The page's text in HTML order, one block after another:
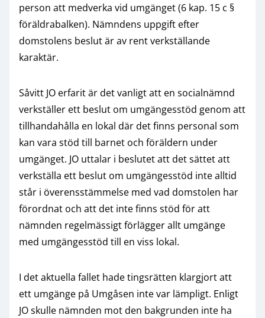
person att medverka vid umgänget (6 kap. 15 c §
föräldrabalken). Nämndens uppgift efter
domstolens beslut är av rent verkställande
karaktär.
Såvitt JO erfarit är det vanligt att en socialnämnd
verkställer ett beslut om umgängesstöd genom att
tillhandahålla en lokal där det finns personal som
kan vara stöd till barnet och föräldern under
umgänget. JO uttalar i beslutet att det sättet att
verkställa ett beslut om umgängesstöd inte alltid
står i överensstämmelse med vad domstolen har
förordnat och att det inte finns stöd för att
nämnden regelmässigt förlägger allt umgänge
med umgängesstöd till en viss lokal.
I det aktuella fallet hade tingsrätten klargjort att
ett umgänge på Umgåsen inte var lämpligt. Enligt
JO skulle nämnden mot den bakgrunden inte ha